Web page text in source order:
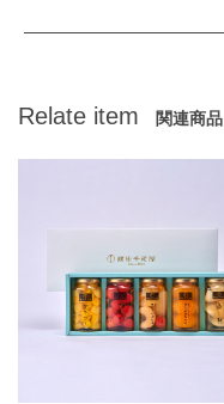
Relate item 関連商品